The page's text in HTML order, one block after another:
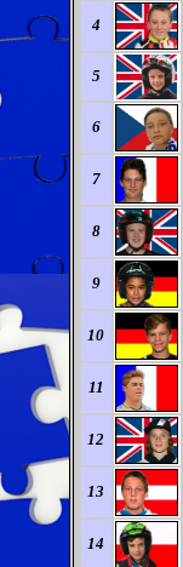
4
5
6
7
8
9
10
11
12
13
14